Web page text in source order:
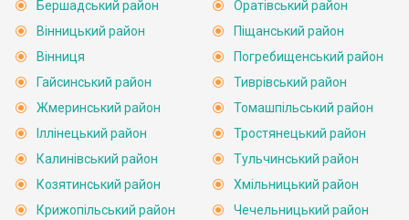
Бершадський район
Вінницький район
Вінниця
Гайсинський район
Жмеринський район
Іллінецький район
Калинівський район
Козятинський район
Крижопільський район
Оратівський район
Піщанський район
Погребищенський район
Тиврівський район
Томашпільський район
Тростянецький район
Тульчинський район
Хмільницький район
Чечельницький район